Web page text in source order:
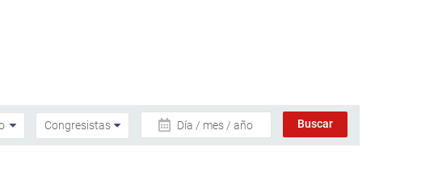
Día / mes / año